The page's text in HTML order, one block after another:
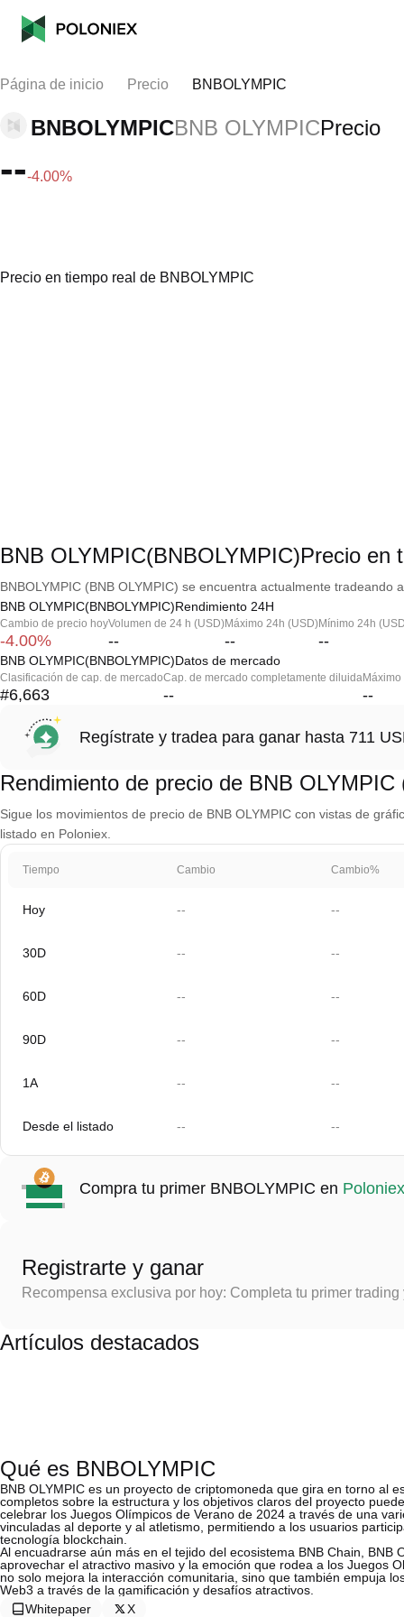
Página de inicio Precio BNBOLYMPIC
BNBOLYMPICBNB OLYMPICPrecio
---4.00%
Precio en tiempo real de BNBOLYMPIC
BNB OLYMPIC(BNBOLYMPIC)Precio en
BNBOLYMPIC (BNB OLYMPIC) se encuentra actualmente
BNB OLYMPIC(BNBOLYMPIC)Rendimiento 24H
Cambio de precio hoy
-4.00%
Volumen de 24 h (USD)
--
Máximo 24h (USD)
--
Mínimo 24h
--
BNB OLYMPIC(BNBOLYMPIC)Datos de mercado
Clasificación de cap. de mercado
#6,663
Cap. de mercado completamente diluida
-- --
Regístrate y tradea para ganar hasta 711
Rendimiento de precio de BNB OLYMPIC
Sigue los movimientos de precio de BNB OLYMPIC con vistas de
listado en Poloniex.
Tiempo Cambio Cambio%
Hoy -- --
30D -- --
60D -- --
90D -- --
1A -- --
Desde el listado -- --
Compra tu primer BNBOLYMPIC en Poloniex
Registrarte y ganar
Recompensa exclusiva por hoy: Completa tu primer
Artículos destacados
Qué es BNBOLYMPIC
BNB OLYMPIC es un proyecto de criptomoneda que gira en torno al
completos sobre la estructura y los objetivos claros del proyecto
celebrar los Juegos Olímpicos de Verano de 2024 a través de una
vinculadas al deporte y al atletismo, permitiendo a los usuarios
tecnología blockchain.
Al encuadrarse aún más en el tejido del ecosistema BNB Chain,
aprovechar el atractivo masivo y la emoción que rodea a los Juegos
no solo mejora la interacción comunitaria, sino que también empuja
Web3 a través de la gamificación y desafíos atractivos.
Whitepaper
X